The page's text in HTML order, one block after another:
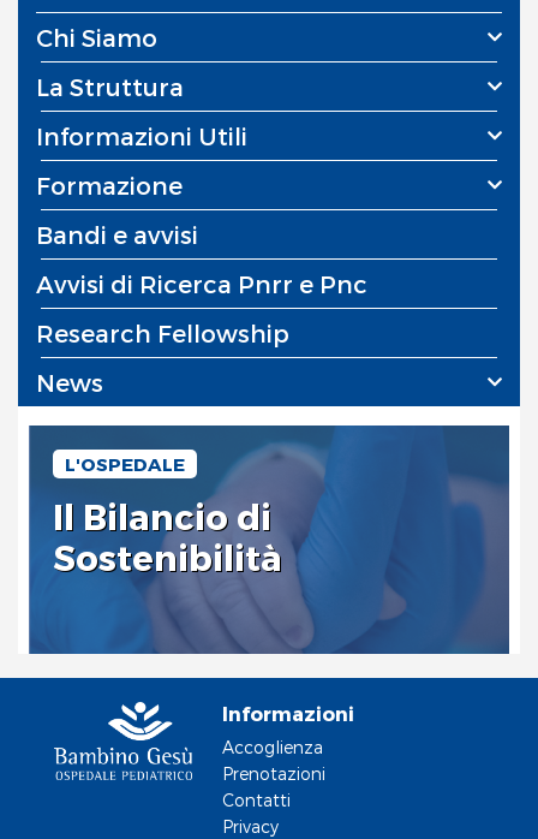
Chi Siamo
La Struttura
Informazioni Utili
Formazione
Bandi e avvisi
Avvisi di Ricerca Pnrr e Pnc
Research Fellowship
News
L'OSPEDALE
Il Bilancio di
Sostenibilità
Informazioni
Accoglienza
Prenotazioni
Contatti
Privacy